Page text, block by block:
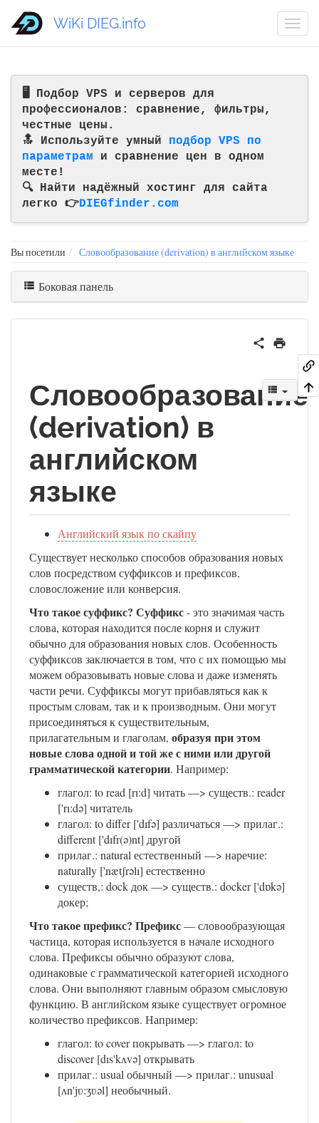
🖥️ Подбор VPS и серверов для
профессионалов: сравнение, фильтры,
честные цены.
🔝 Используйте умный подбор VPS по
параметрам и сравнение цен в одном
месте!
🔍 Найти надёжный хостинг для сайта
легко 👉DIEGfinder.com
WiKi DIEG.info
Вы посетили Словообразование (derivation) в английском языке
Боковая панель
Словообразование
(derivation) в
английском
языке
Английский язык по скайпу
Существует несколько способов образования новых
слов посредством суффиксов и префиксов,
словосложение или конверсия.
Что такое суффикс? Суффикс- это значимая часть
слова, которая находится после корня и служит
обычно для образования новых слов. Особенность
суффиксов заключается в том, что с их помощью мы
можем образовывать новые слова и даже изменять
части речи. Суффиксы могут прибавляться как к
простым словам, так и к производным. Они могут
присоединяться к существительным,
прилагательным и глаголам, образуя при этом
новые слова одной и той же с ними или другой
грамматической категории. Например:
глагол: to read [rı:d] читать —> существ.: reader
['rı:də] читатель
глагол: to differ ['dıfə] различаться —> прилаг.:
different ['dıfr(ə)nt] другой
прилаг.: natural естественный —> наречие:
naturally ['nætʃrəlı] естественно
существ,: dock док —> существ.: docker ['dɒkə]
докер;
Что такое префикс? Префикс— словообразующая
частица, которая используется в начале исходного
слова. Префиксы обычно образуют слова,
одинаковые с грамматической категорией исходного
слова. Они выполняют главным образом смысловую
функцию. В английском языке существует огромное
количество префиксов. Например:
глагол: to cover покрывать —> глагол: to
discover [dıs'kʌvə] открывать
прилаг.: usual обычный —> прилаг.: unusual
[ʌn'jʋ:ʒʋəl] необычный.